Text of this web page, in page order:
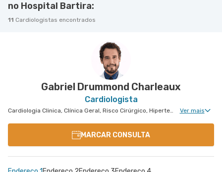
no Hospital Bartira:
11 Cardiologistas encontrados
Gabriel Drummond Charleaux
Cardiologista
Cardiologia Clinica, Clínica Geral, Risco Cirúrgico, Hipertensão Arterial Refratária Ver mais
MARCAR CONSULTA